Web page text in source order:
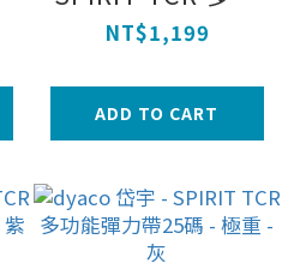
能彈力帶25碼 - 中
NT$1,199
ADD TO CART